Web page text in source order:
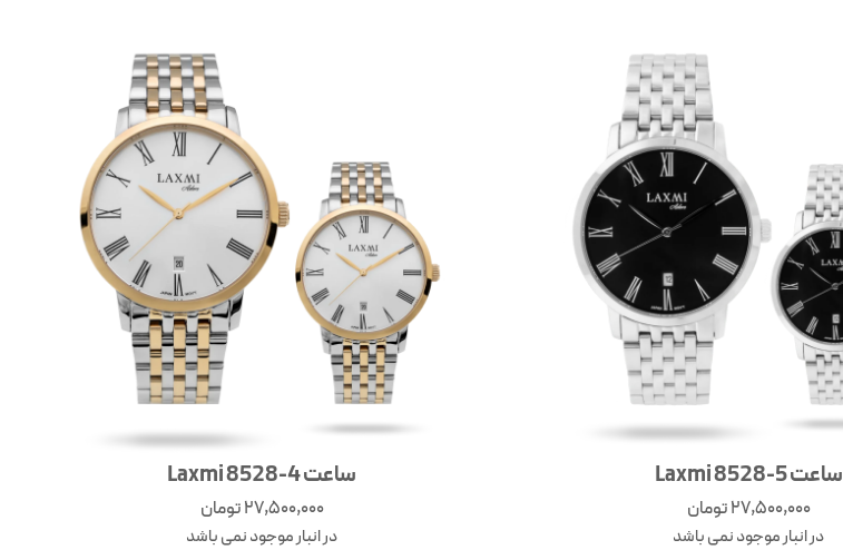
ساعت Laxmi 8528-5
27,500,000تومان
در انبار موجود نمی باشد
ساعت Laxmi 8528-4
27,500,000تومان
در انبار موجود نمی باشد